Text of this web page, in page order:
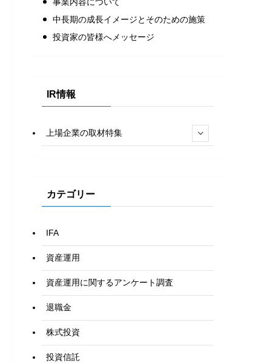
中長期の成長イメージとそのための施策
投資家の皆様へメッセージ
IR情報
上場企業の取材特集
カテゴリー
IFA
資産運用
資産運用に関するアンケート調査
退職金
株式投資
投資信託